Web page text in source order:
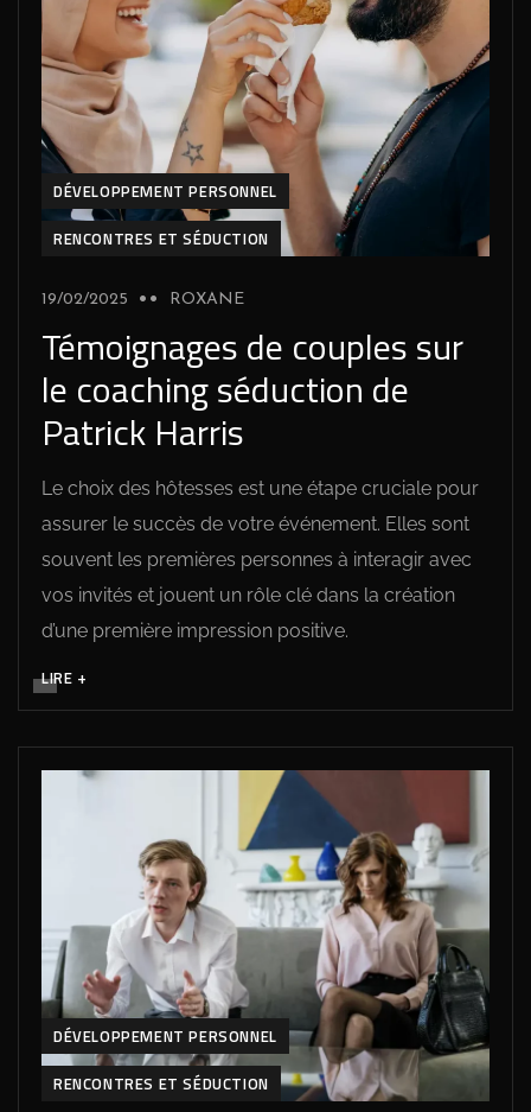
DÉVELOPPEMENT PERSONNEL
RENCONTRES ET SÉDUCTION
19/02/2025 ROXANE
Témoignages de couples sur
le coaching séduction de
Patrick Harris
Le choix des hôtesses est une étape cruciale pour
assurer le succès de votre événement. Elles sont
souvent les premières personnes à interagir avec
vos invités et jouent un rôle clé dans la création
d’une première impression positive.
LIRE +
DÉVELOPPEMENT PERSONNEL
RENCONTRES ET SÉDUCTION